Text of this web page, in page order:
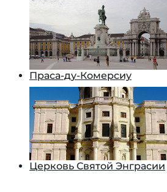
Праса-ду-Комерсиу
Церковь Святой Энграсии